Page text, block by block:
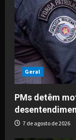
g
a
t
i
o
n
Geral
PMs detêm
7 de agosto de 2026